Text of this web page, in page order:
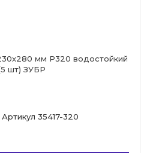
мм Р320 водостойкий
шт) ЗУБР
Артикул 35417-320